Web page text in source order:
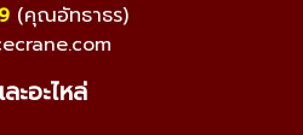
(คุณอัทธาธร)
ะอะไหล่